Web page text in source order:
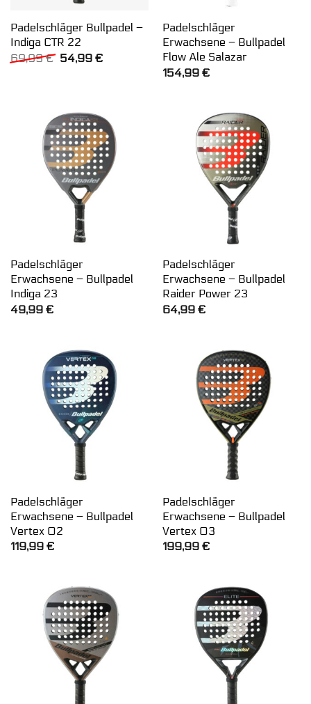
Padelschläger Bullpadel –
Indiga CTR 22
69,99€ Ursprünglicher
54,99 €Aktueller
Padelschläger
Erwachsene – Bullpadel
Flow Ale Salazar
154,99 €
Padelschläger
Erwachsene – Bullpadel
Indiga 23
49,99 €
Padelschläger
Erwachsene – Bullpadel
Raider Power 23
64,99 €
Padelschläger
Erwachsene – Bullpadel
Vertex 02
119,99 €
Padelschläger
Erwachsene – Bullpadel
Vertex 03
199,99 €